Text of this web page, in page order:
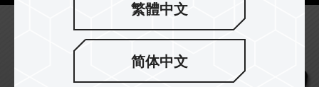
繁體中文
简体中文